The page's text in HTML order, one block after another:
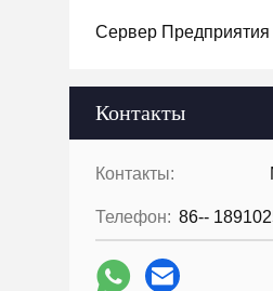
Сервер Предприятия
Контакты
Контакты:
Телефон: 86--